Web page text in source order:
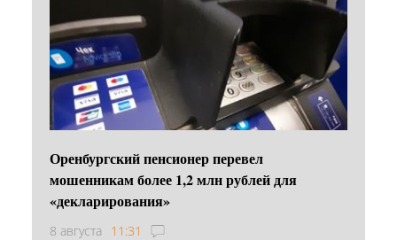
Оренбургский пенсионер перевел
мошенникам более 1,2 млн рублей для
«декларирования»
8 августа 11:31